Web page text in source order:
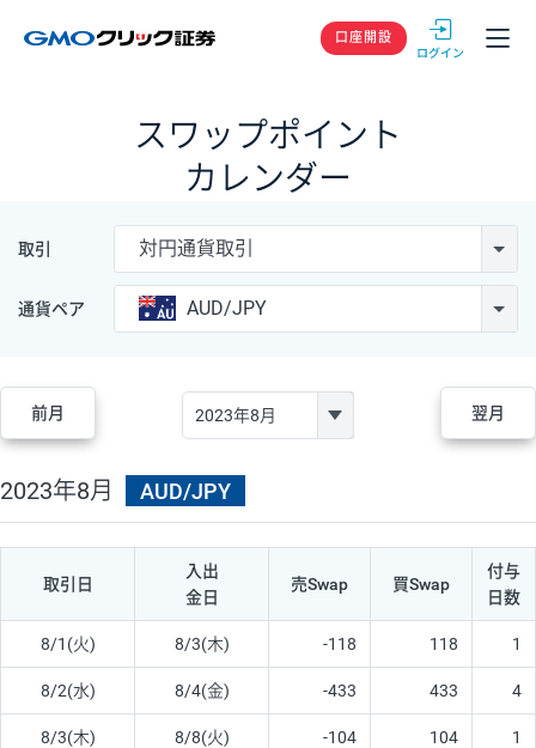
GMOクリック
口座開設
スワップポイント
カレンダー
取引 対円通貨取引
通貨ペア AUD/JPY
前月 翌月
2023年8月 AUD/JPY
取引日
入出
金日
売Swap 買Swap
付与
日数
8/1(火) 8/3(木) -118 118 1
8/2(水) 8/4(金) -433 433 4
8/3(木) 8/8(火) -104 104 1